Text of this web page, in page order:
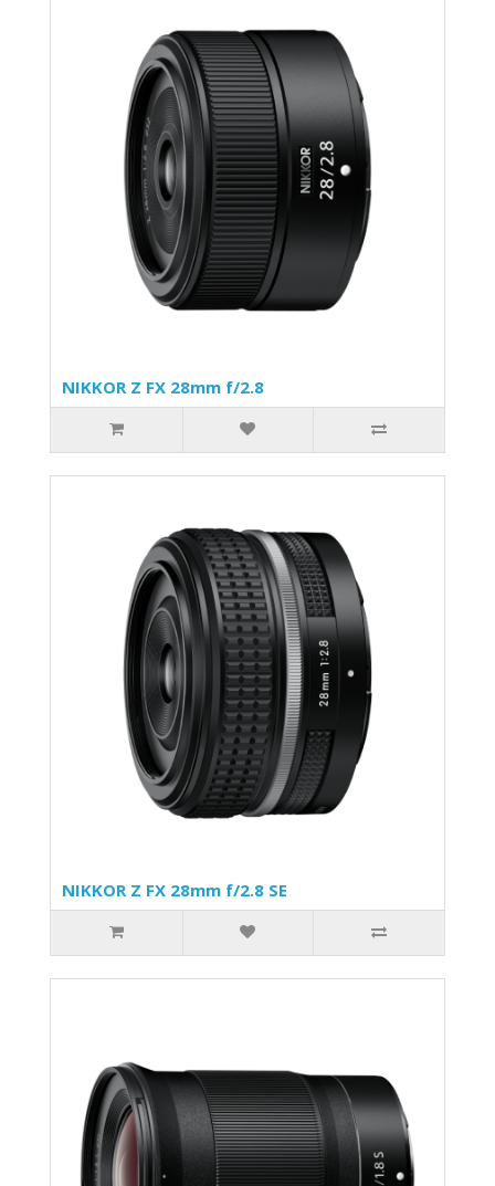
NIKKOR Z FX 28mm f/2.8
NIKKOR Z FX 28mm f/2.8 SE